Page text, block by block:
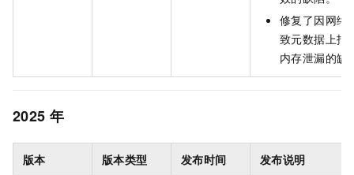
修复了因网络
致元数据上报
内存泄漏的缺
2025 年
版本 版本类型 发布时间 发布说明